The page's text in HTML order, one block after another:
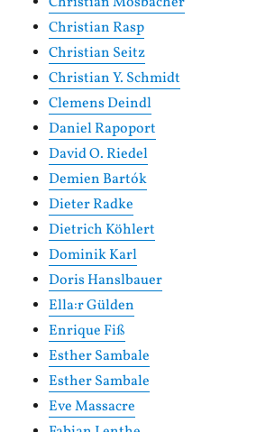
Christian Rasp
Christian Seitz
Christian Y. Schmidt
Clemens Deindl
Daniel Rapoport
David O. Riedel
Demien Bartók
Dieter Radke
Dietrich Köhlert
Dominik Karl
Doris Hanslbauer
Ella:r Gülden
Enrique Fiß
Esther Sambale
Esther Sambale
Eve Massacre